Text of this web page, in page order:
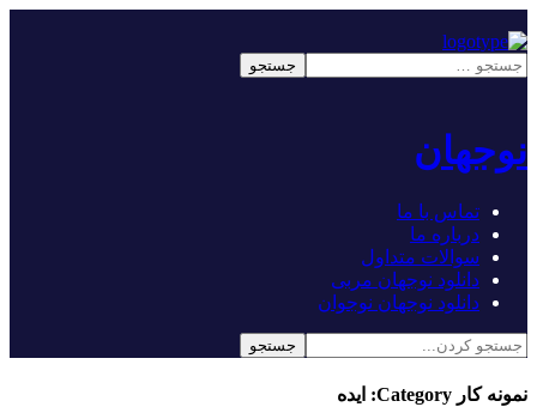
نوجهان
تماس با ما
درباره ما
سوالات متداول
دانلود نوجهان مربی
دانلود نوجهان نوجوان
نمونه کار Category: ایده